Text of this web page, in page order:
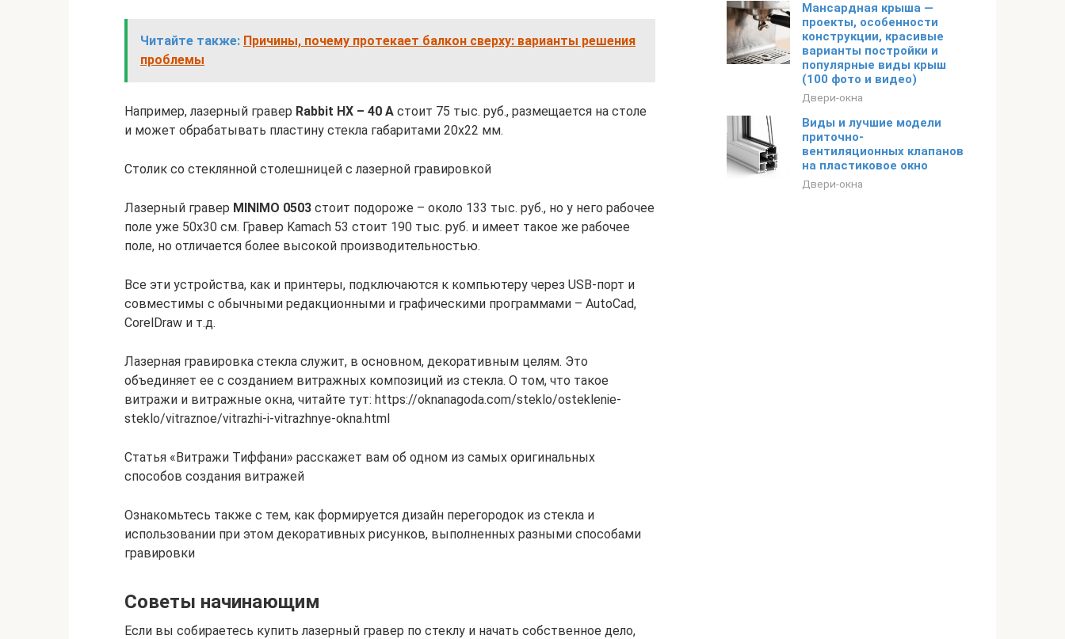
Читайте также: Причины, почему протекает балкон сверху: варианты решения
проблемы
Например, лазерный гравер Rabbit HX – 40 A стоит 75 тыс. руб., размещается на столе
и может обрабатывать пластину стекла габаритами 20х22 мм.
Столик со стеклянной столешницей с лазерной гравировкой
Лазерный гравер MINIMO 0503 стоит подороже – около 133 тыс. руб., но у него рабочее
поле уже 50х30 см. Гравер Kamach 53 стоит 190 тыс. руб. и имеет такое же рабочее
поле, но отличается более высокой производительностью.
Все эти устройства, как и принтеры, подключаются к компьютеру через USB-порт и
совместимы с обычными редакционными и графическими программами – AutoCad,
CorelDraw и т.д.
Лазерная гравировка стекла служит, в основном, декоративным целям. Это
объединяет ее с созданием витражных композиций из стекла. О том, что такое
витражи и витражные окна, читайте тут: https://oknanagoda.com/steklo/osteklenie-
steklo/vitraznoe/vitrazhi-i-vitrazhnye-okna.html
Статья «Витражи Тиффани» расскажет вам об одном из самых оригинальных
способов создания витражей
Ознакомьтесь также с тем, как формируется дизайн перегородок из стекла и
использовании при этом декоративных рисунков, выполненных разными способами
гравировки
Советы начинающим
Если вы собираетесь купить лазерный гравер по стеклу и начать собственное дело,
Мансардная крыша —
проекты, особенности
конструкции, красивые
варианты постройки и
популярные виды крыш
(100 фото и видео)
Двери-окна
Виды и лучшие модели
приточно-
вентиляционных клапанов
на пластиковое окно
Двери-окна